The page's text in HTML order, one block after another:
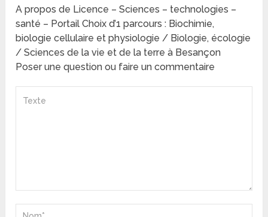
A propos de Licence – Sciences – technologies –
santé – Portail Choix d’1 parcours : Biochimie,
biologie cellulaire et physiologie / Biologie, écologie
/ Sciences de la vie et de la terre à Besançon
Poser une question ou faire un commentaire